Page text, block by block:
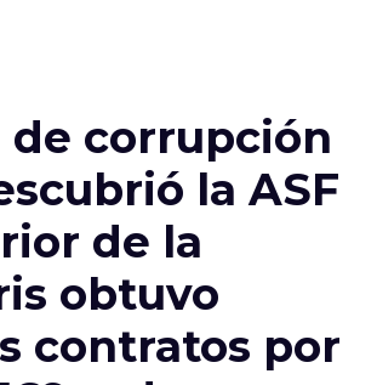
de corrupción
la ASF
de la
obtuvo
contratos por